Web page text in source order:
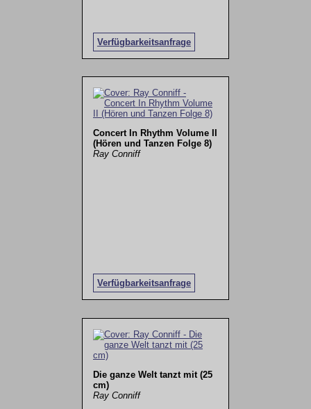
Verfügbarkeitsanfrage
Concert In Rhythm Volume II
(Hören und Tanzen Folge 8)
Ray Conniff
Verfügbarkeitsanfrage
Die ganze Welt tanzt mit (25
cm)
Ray Conniff